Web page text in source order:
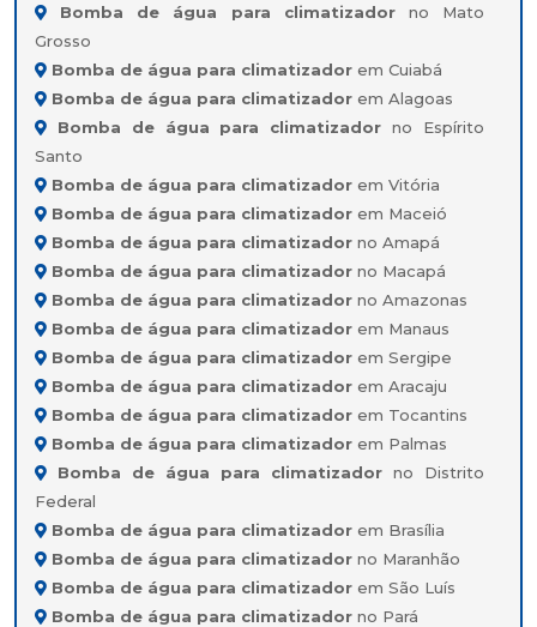
Bomba de água para climatizadorno Mato
Grosso
Bomba de água para climatizador em Cuiabá
Bomba de água para climatizador em Alagoas
Bomba de água para climatizador no Espírito
Santo
Bomba de água para climatizador em Vitória
Bomba de água para climatizador em Maceió
Bomba de água para climatizador no Amapá
Bomba de água para climatizador no Macapá
Bomba de água para climatizador no Amazonas
Bomba de água para climatizador em Manaus
Bomba de água para climatizador em Sergipe
Bomba de água para climatizador em Aracaju
Bomba de água para climatizador em Tocantins
Bomba de água para climatizador em Palmas
Bomba de água para climatizador no Distrito
Federal
Bomba de água para climatizador em Brasília
Bomba de água para climatizador no Maranhão
Bomba de água para climatizador em São Luís
Bomba de água para climatizador no Pará